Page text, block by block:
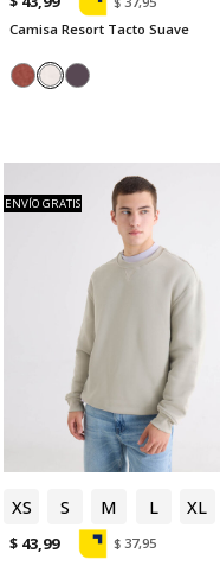
Camisa Resort Tacto Suave
XS S M L XL
ENVÍO GRATIS
$ 43,99 $ 37,95